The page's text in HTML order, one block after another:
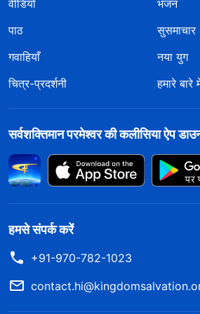
वीडियो
भजन
पाठ
सुसमाचार
गवाहियाँ
नया युग
चित्र-प्रदर्शनी
हमारे बारे
सर्वशक्तिमान परमेश्वर की कलीसिया ऐप
हमसे संपर्क करें
+91-970-782-1023